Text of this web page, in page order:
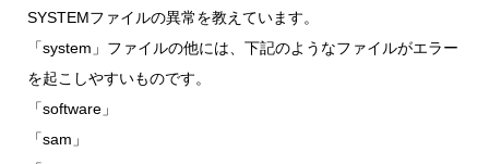
SYSTEMファイルの異常を教えています。
「system」ファイルの他には、下記のようなファイルがエラー
を起こしやすいものです。
「software」
「sam」